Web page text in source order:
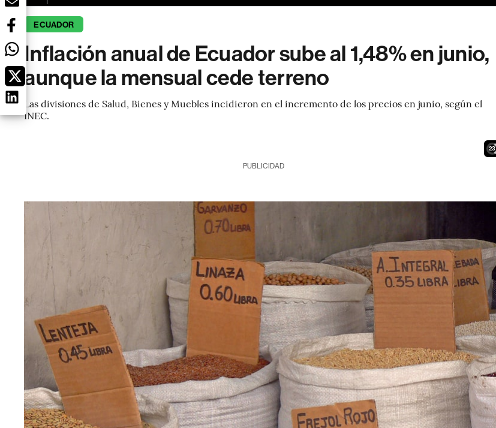
ECUADOR
Inflación anual de Ecuador sube al 1,48% en junio,
aunque la mensual cede terreno
Las divisiones de Salud, Bienes y Muebles incidieron en el incremento de los precios en junio, según el
INEC.
21
PUBLICIDAD